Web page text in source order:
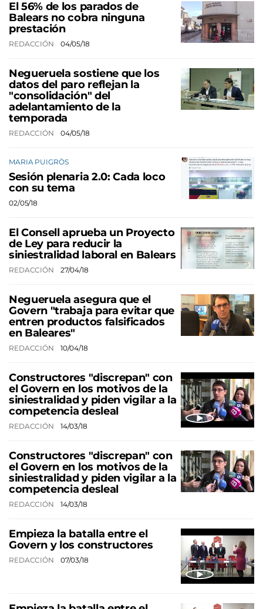
El 56% de los parados de
Balears no cobra ninguna
prestación
REDACCIÓN 04/05/18
Negueruela sostiene que los
datos del paro reflejan la
"consolidación" del
adelantamiento de la
temporada
REDACCIÓN 04/05/18
MARIA PUIGRÒS
Sesión plenaria 2.0: Cada loco
con su tema
02/05/18
El Consell aprueba un Proyecto
de Ley para reducir la
siniestralidad laboral en Balears
REDACCIÓN 27/04/18
Negueruela asegura que el
Govern "trabaja para evitar que
entren productos falsificados
en Baleares"
REDACCIÓN 10/04/18
Constructores "discrepan" con
el Govern en los motivos de la
siniestralidad y piden vigilar a la
competencia desleal
REDACCIÓN 14/03/18
Constructores "discrepan" con
el Govern en los motivos de la
siniestralidad y piden vigilar a la
competencia desleal
REDACCIÓN 14/03/18
Empieza la batalla entre el
Govern y los constructores
REDACCIÓN 07/03/18